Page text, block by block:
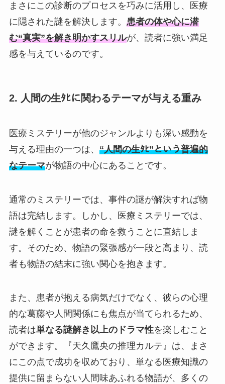
まさにこの診断のプロセスを巧みに活用し、医療
に隠された謎を解決します。 患者の体や心に潜
む“真実”を解き明かすスリルが、読者に強い満足
感を与えているのです。
2. 人間の生ﾀﾋに関わるテーマが与える重み
医療ミステリーが他のジャンルよりも深い感動を
与える理由の一つは、 “人間の生ﾀﾋ”という普遍的
なテーマが物語の中心にあることです。
通常のミステリーでは、事件の謎が解決すれば物
語は完結します。しかし、医療ミステリーでは、
謎を解くことが患者の命を救うことに直結しま
す。そのため、物語の緊張感が一段と高まり、読
者も物語の結末に強い関心を抱きます。
また、患者が抱える病気だけでなく、彼らの心理
的な葛藤や人間関係にも焦点が当てられるため、
読者は単なる謎解き以上のドラマ性を楽しむこと
ができます。『天久鷹央の推理カルテ』は、まさ
にこの点で成功を収めており、単なる医療知識の
提供に留まらない人間味あふれる物語が、多くの